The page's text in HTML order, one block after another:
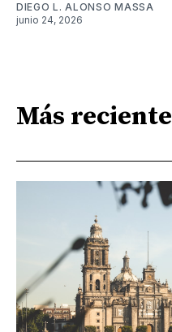
DIEGO L. ALONSO MASSA
junio 24, 2026
Más reciente